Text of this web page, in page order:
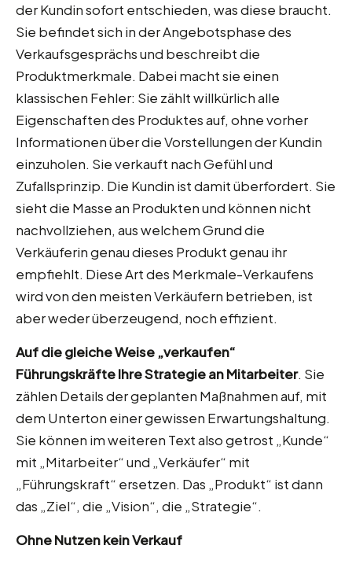
der Kundin sofort entschieden, was diese braucht.
Sie befindet sich in der Angebotsphase des
Verkaufsgesprächs und beschreibt die
Produktmerkmale. Dabei macht sie einen
klassischen Fehler: Sie zählt willkürlich alle
Eigenschaften des Produktes auf, ohne vorher
Informationen über die Vorstellungen der Kundin
einzuholen. Sie verkauft nach Gefühl und
Zufallsprinzip. Die Kundin ist damit überfordert. Sie
sieht die Masse an Produkten und können nicht
nachvollziehen, aus welchem Grund die
Verkäuferin genau dieses Produkt genau ihr
empfiehlt. Diese Art des Merkmale-Verkaufens
wird von den meisten Verkäufern betrieben, ist
aber weder überzeugend, noch effizient.
Auf die gleiche Weise „verkaufen“
Führungskräfte Ihre Strategie an Mitarbeiter. Sie
zählen Details der geplanten Maßnahmen auf, mit
dem Unterton einer gewissen Erwartungshaltung.
Sie können im weiteren Text also getrost „Kunde“
mit „Mitarbeiter“ und „Verkäufer“ mit
„Führungskraft“ ersetzen. Das „Produkt“ ist dann
das „Ziel“, die „Vision“, die „Strategie“.
Ohne Nutzen kein Verkauf